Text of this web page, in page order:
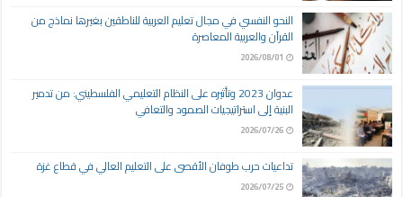
النحو النفسي في مجال تعليم العربية للناطقين بغيرها نماذج من
القرآن والعربية المعاصرة
2026/08/01
عدوان 2023 وتأثيره على النظام التعليمي الفلسطيني: من تدمير
البنية إلى استراتيجيات الصمود والتعافي
2026/07/26
تداعيات حرب طوفان الأقصى على التعليم العالي في قطاع غزة
2026/07/25